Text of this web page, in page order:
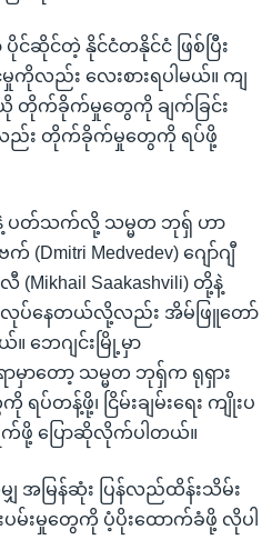
ပိုင်ဆိုင်တဲ့ နိုင်ငံတနိုင်ငံ ဖြစ်ပြီး
လည်း လေးစားရပါမယ်။ ကျ
တိုက်ခိုက်မှုတွေကို ချက်ခြင်း
ည်း တိုက်ခိုက်မှုတွေကို ရပ်ဖို့
ပတ်သက်လို့ သမ္မတ ဘုရှ် ဟာ
Medvedev) ဂျော်ဂျီ
Saakashvili) တို့နဲ့
ေ လုပ်နေတယ်လို့လည်း အိမ်ဖြူတော်
ဘေဂျင်းမြို့မှာ
မှာတော့ သမ္မတ ဘုရှ်က ရုရှား
ပ်တန့်ဖို့၊ ငြိမ်းချမ်းရေး ကျိုးပ
ရွက်ဖို့ ပြောဆိုလိုက်ပါတယ်။
ျှ အမြန်ဆုံး ပြန်လည်ထိန်းသိမ်း
ပမ်းမှုတွေကို ပံ့ပိုးထောက်ခံဖို့ လိုပါ